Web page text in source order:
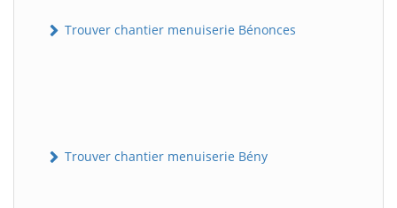
Trouver chantier menuiserie Bénonces
Trouver chantier menuiserie Bény